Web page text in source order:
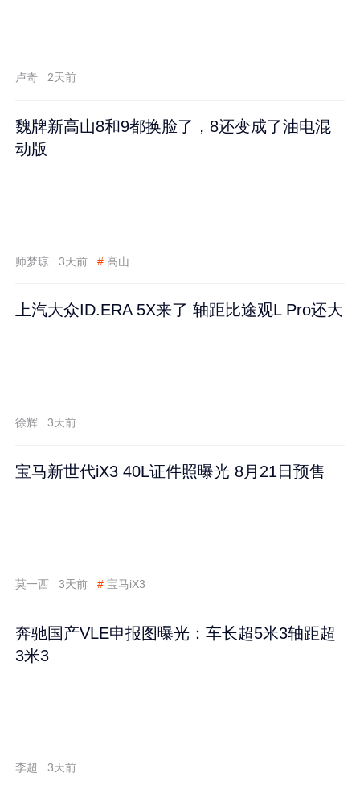
卢奇 2天前
魏牌新高山8和9都换脸了，8还变成了油电混
动版
师梦琼 3天前 # 高山
上汽大众ID.ERA 5X来了 轴距比途观L Pro还大
徐辉 3天前
宝马新世代iX3 40L证件照曝光 8月21日预售
莫一西 3天前 # 宝马iX3
奔驰国产VLE申报图曝光：车长超5米3轴距超
3米3
李超 3天前